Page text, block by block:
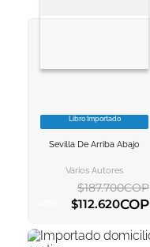
VER INFORMACION
Libro Importado
Sevilla De Arriba Abajo
Varios Autores
$187.700COP
$112.620COP
AGREGAR AL CARRITO